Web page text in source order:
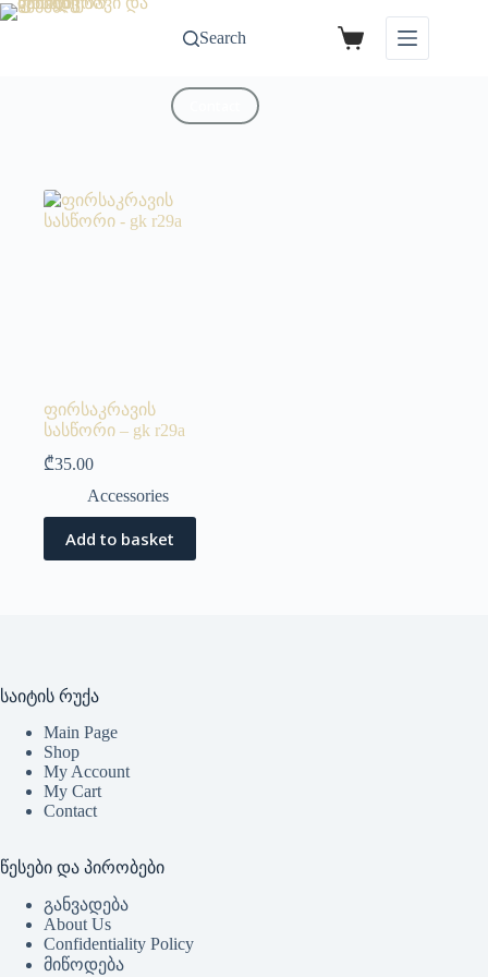
Search
ფირსაკრავის
სასწორი – gk r29a
₾35.00
Accessories
Add to basket
საიტის რუქა
Main Page
Shop
My Account
My Cart
Contact
წესები და პირობები
განვადება
About Us
Confidentiality Policy
მიწოდება